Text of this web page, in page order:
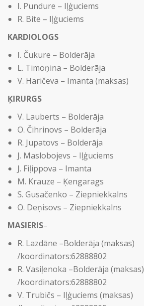
I. Pundure – Iļģuciems
R. Bite – Iļģuciems
KARDIOLOGS
I. Čukure – Bolderāja
L. Timoņina – Bolderāja
V. Haričeva – Imanta (maksas)
ĶIRURGS
V. Lauberts – Bolderāja
O. Čihrinovs – Bolderāja
R. Jupatovs – Bolderāja
J. Maslobojevs – Iļģuciems
J. Fiļippova – Imanta
M. Krauze – Ķengarags
S. Gusačenko – Ziepniekkalns
O. Deņisovs – Ziepniekkalns
MASIERIS–
R. Lazdāne –Bolderāja (maksas)
/koordinators:62888802
R. Vasiļenoka –Bolderāja (maksas)
/koordinators:62888802
V. Trubičs – Iļģuciems (maksas)